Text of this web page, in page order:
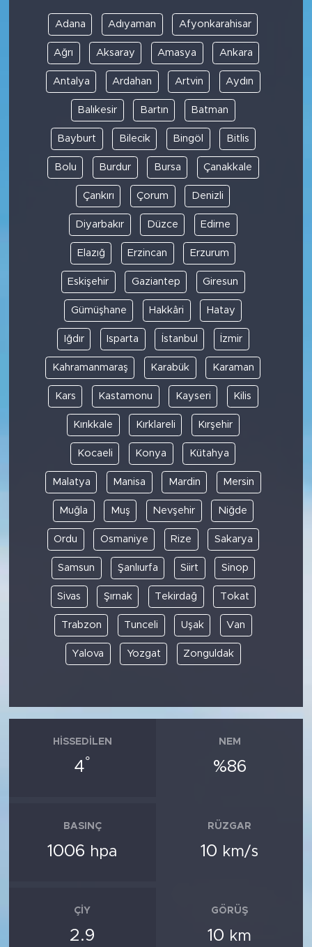
Adana Adıyaman Afyonkarahisar
Ağrı Aksaray Amasya Ankara
Antalya Ardahan Artvin Aydın
Balıkesir Bartın Batman
Bayburt Bilecik Bingöl Bitlis
Bolu Burdur Bursa Çanakkale
Çankırı Çorum Denizli
Diyarbakır Düzce Edirne
Elazığ Erzincan Erzurum
Eskişehir Gaziantep Giresun
Gümüşhane Hakkâri Hatay
Iğdır Isparta İstanbul İzmir
Kahramanmaraş Karabük Karaman
Kars Kastamonu Kayseri Kilis
Kırıkkale Kırklareli Kırşehir
Kocaeli Konya Kütahya
Malatya Manisa Mardin Mersin
Muğla Muş Nevşehir Niğde
Ordu Osmaniye Rize Sakarya
Samsun Şanlıurfa Siirt Sinop
Sivas Şırnak Tekirdağ Tokat
Trabzon Tunceli Uşak Van
Yalova Yozgat Zonguldak
HISSEDILEN
4°
NEM
%86
BASINÇ
1006 hpa
RÜZGAR
10 km/s
ÇIY
2.9
GÖRÜŞ
10 km